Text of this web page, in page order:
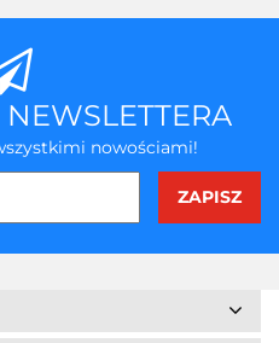
nowościami!